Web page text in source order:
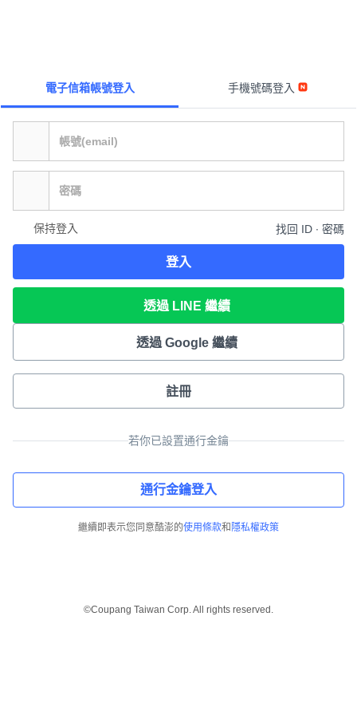
電子信箱帳號登入 手機號碼登入
保持登入 找回 ID ∙ 密碼
登入
透過 LINE 繼續
透過 Google 繼續
註冊
若你已設置通行金鑰
通行金鑰登入
繼續即表示您同意酷澎的使用條款和 隱私權政策
©Coupang Taiwan Corp. All rights reserved.